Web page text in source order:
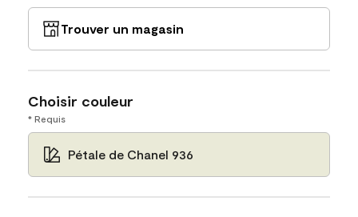
Trouver un magasin
Choisir couleur
* Requis
Pétale de Chanel 936